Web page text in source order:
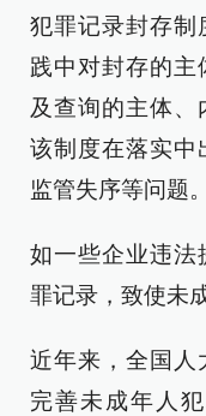
犯罪记录封存制
践中对封存的主
及查询的主体
该制度在落实中
监管失序等问题。
如一些企业违法
罪记录，致使未
近年来，全国人
完善未成年人